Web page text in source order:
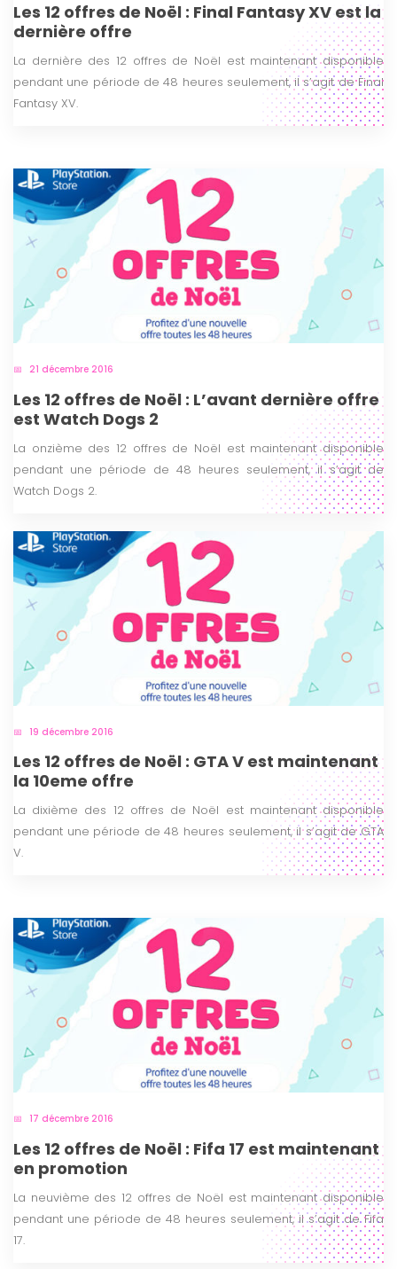
Les 12 offres de Noël : Final Fantasy XV est la
dernière offre
La dernière des 12 offres de Noël est maintenant disponible
pendant une période de 48 heures seulement, il s’agit de Final
Fantasy XV.
21 décembre 2016
Les 12 offres de Noël : L’avant dernière offre
est Watch Dogs 2
La onzième des 12 offres de Noël est maintenant disponible
pendant une période de 48 heures seulement, il s’agit de
Watch Dogs 2.
19 décembre 2016
Les 12 offres de Noël : GTA V est maintenant
la 10eme offre
La dixième des 12 offres de Noël est maintenant disponible
pendant une période de 48 heures seulement, il s’agit de GTA
V.
17 décembre 2016
Les 12 offres de Noël : Fifa 17 est maintenant
en promotion
La neuvième des 12 offres de Noël est maintenant disponible
pendant une période de 48 heures seulement, il s’agit de Fifa
17.